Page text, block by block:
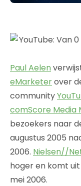
Paul Aelen
eMarketerover
community
comScore Media
bezoekers naar
augustus 2005
2006. Nielsen//
hoger en komt
mei 2006.